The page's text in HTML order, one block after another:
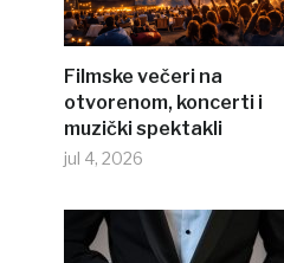
Filmske večeri na
otvorenom, koncerti i
muzički spektakli
jul 4, 2026